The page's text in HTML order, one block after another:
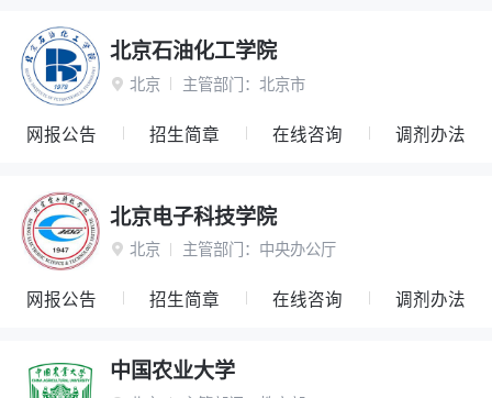
北京石油化工学院
 北京 主管部门： 北京市
网报公告 招生简章 在线咨询 调剂办法
北京电子科技学院
 北京 主管部门： 中央办公厅
网报公告 招生简章 在线咨询 调剂办法
中国农业大学